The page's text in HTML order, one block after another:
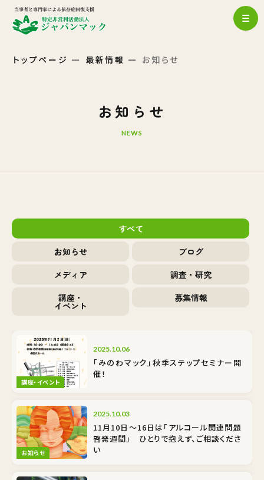
トップページ 最新情報 お知らせ
お知らせ
NEWS
すべて
お知らせ
ブログ
メディア
調査・研究
講座・
イベント
募集情報
講座・イベント
2025.10.06
「みのわマック」秋季ステップセミナー開
催！
お知らせ
2025.10.03
11月10日〜16日は「アルコール関連問題
啓発週間」 ひとりで抱えず、ご相談くださ
い